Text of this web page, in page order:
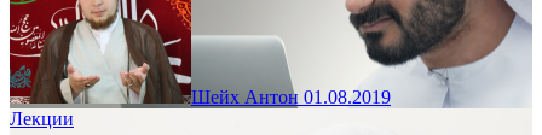
Шейх Антон 01.08.2019
Лекции